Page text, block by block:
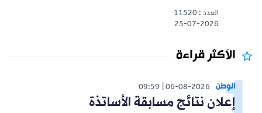
العدد : 11520
25-07-2026
الأكثر قراءة
الوطن 06-08-2026
09:59
إعلان نتائج مسابقة الأساتذة